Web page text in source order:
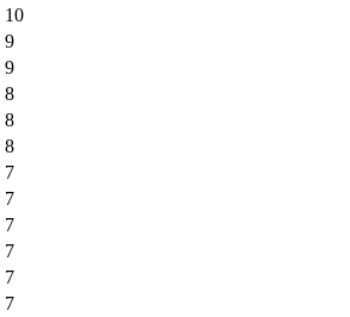
10
9
9
8
8
8
7
7
7
7
7
7